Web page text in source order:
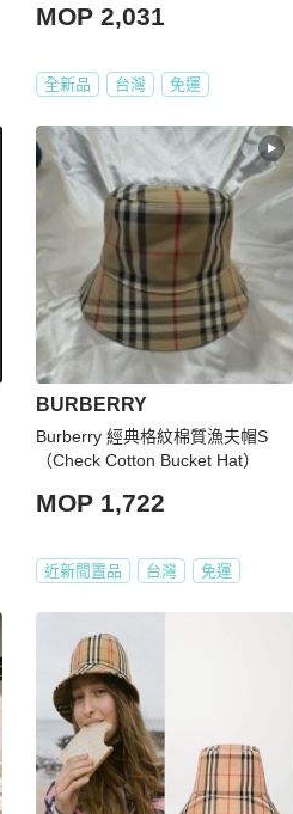
MOP 2,031
全新品 台灣 免運
BURBERRY
Burberry 經典格紋棉質漁夫帽S
（Check Cotton Bucket Hat）
MOP 1,722
近新閒置品 台灣 免運